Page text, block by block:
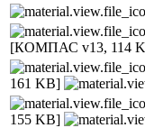
[КОМПАС v13, 114
161 KB]
155 KB]